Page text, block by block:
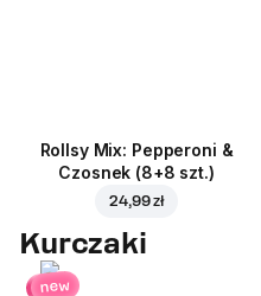
Rollsy Mix: Pepperoni &
Czosnek (8+8 szt.)
24,99 zł
Kurczaki
new